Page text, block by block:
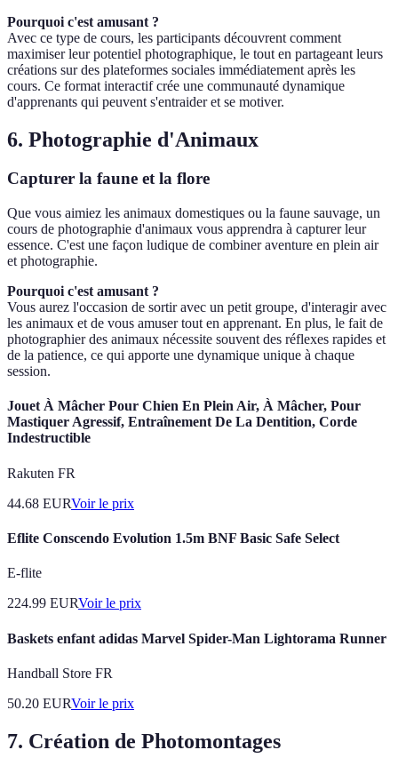
Pourquoi c'est amusant ?
Avec ce type de cours, les participants découvrent comment
maximiser leur potentiel photographique, le tout en partageant leurs
créations sur des plateformes sociales immédiatement après les
cours. Ce format interactif crée une communauté dynamique
d'apprenants qui peuvent s'entraider et se motiver.
6. Photographie d'Animaux
Capturer la faune et la flore
Que vous aimiez les animaux domestiques ou la faune sauvage, un
cours de photographie d'animaux vous apprendra à capturer leur
essence. C'est une façon ludique de combiner aventure en plein air
et photographie.
Pourquoi c'est amusant ?
Vous aurez l'occasion de sortir avec un petit groupe, d'interagir avec
les animaux et de vous amuser tout en apprenant. En plus, le fait de
photographier des animaux nécessite souvent des réflexes rapides et
de la patience, ce qui apporte une dynamique unique à chaque
session.
Jouet À Mâcher Pour Chien En Plein Air, À Mâcher, Pour
Mastiquer Agressif, Entraînement De La Dentition, Corde
Indestructible
Rakuten FR
44.68 EURVoir le prix
Eflite Conscendo Evolution 1.5m BNF Basic Safe Select
E-flite
224.99 EURVoir le prix
Baskets enfant adidas Marvel Spider-Man Lightorama Runner
Handball Store FR
50.20 EURVoir le prix
7. Création de Photomontages